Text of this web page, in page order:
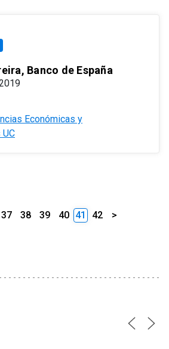
Banco de España
Económicas y
37 38 39 40 41 42 >